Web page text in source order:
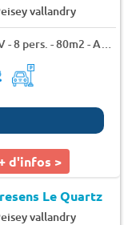
vallandry
Appartement - TV - 8 pers. - 80m2 - Animaux admis
d'infos >
Le Quartz
vallandry